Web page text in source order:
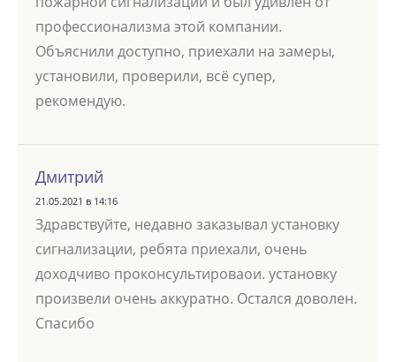
профессионализма этой компании.
Объяснили доступно, приехали на замеры,
установили, проверили, всё супер,
рекомендую.
Дмитрий
21.05.2021 в 14:16
Здравствуйте, недавно заказывал установку
сигнализации, ребята приехали, очень
доходчиво проконсультироваои. установку
произвели очень аккуратно. Остался доволен.
Спасибо